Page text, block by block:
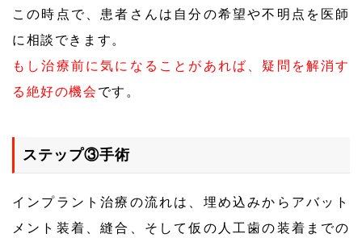
この時点で、患者さんは自分の希望や不明点を医師
に相談できます。
もし治療前に気になることがあれば、疑問を解消す
る絶好の機会 です。
ステップ③手術
インプラント治療の流れは、埋め込みからアバット
メント装着、縫合、そして仮の人工歯の装着までの